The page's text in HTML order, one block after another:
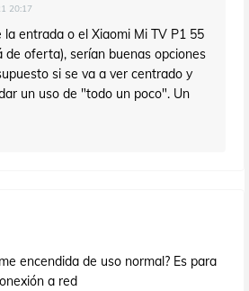
20:17
la entrada o el Xiaomi Mi TV P1 55
de oferta), serían buenas opciones
si se va a ver centrado y
un uso de "todo un poco". Un
encendida de uso normal? Es para
a red